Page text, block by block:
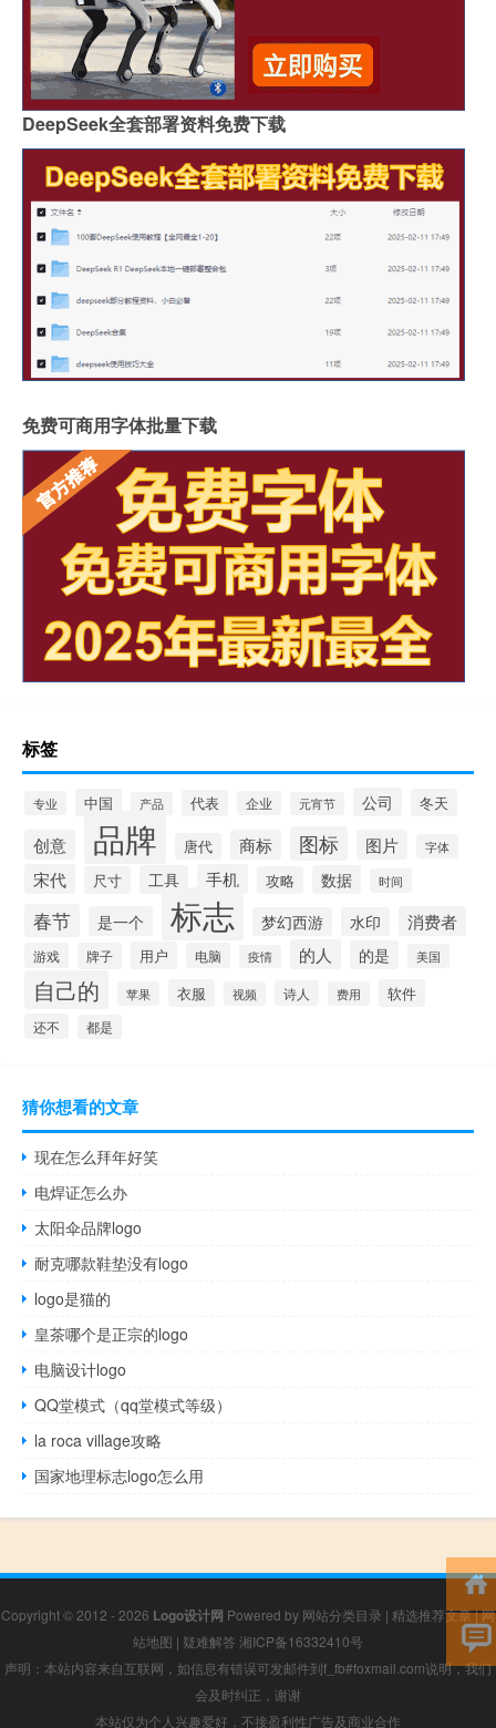
DeepSeek全套部署资料免费下载
免费可商用字体批量下载
标签
专业 中国 产品 代表 企业 元宵节 公司 冬天
创意 品牌 唐代 商标 图标 图片 字体
宋代 尺寸 工具 手机 攻略 数据 时间
春节 是一个 标志 梦幻西游 水印 消费者
游戏 牌子 用户 电脑 疫情 的人 的是 美国
自己的 苹果 衣服 视频 诗人 费用 软件
还不 都是
猜你想看的文章
现在怎么拜年好笑
电焊证怎么办
太阳伞品牌logo
耐克哪款鞋垫没有logo
logo是猫的
皇茶哪个是正宗的logo
电脑设计logo
QQ堂模式（qq堂模式等级）
la roca village攻略
国家地理标志logo怎么用
Copyright © 2012 - 2026 Logo设计网 Powered by 网站分类目录 | 精选推荐文章|网
站地图 | 疑难解答 湘ICP备16332410号
声明：本站内容来自互联网，如信息有错误可发邮件到f_fb#foxmail.com说明，我们
会及时纠正，谢谢
本站仅为个人兴趣爱好，不接盈利性广告及商业合作